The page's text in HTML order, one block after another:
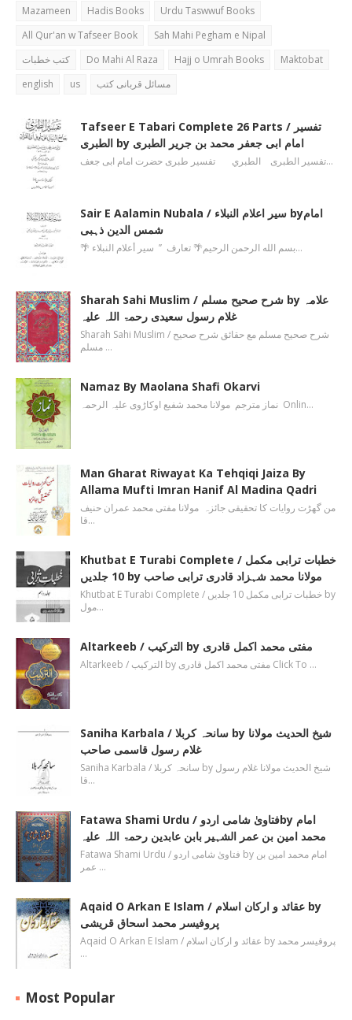
Mazameen
Hadis Books
Urdu Taswwuf Books
All Qur'an w Tafseer Book
Sah Mahi Pegham e Nipal
کتب خطبات
Do Mahi Al Raza Hajj o Umrah Books
Maktobat
english
us مسائل قربانی کتب
Tafseer E Tabari Complete 26 Parts / تفسیر
الطبری by امام ابی جعفر محمد بن جریر الطبری
تفسیر الطبری الطبري تفسیر طبری حضرت امام ابی جعف…
Sair E Aalamin Nubala / سیر اعلام النبلاء byامام
شمس الدین ذہبی
🌴 بسم الله الرحمن الرحیم🌴 تعارف ’’ سیر أعلام النبلاء…
Sharah Sahi Muslim / شرح صحیح مسلم by علامہ
غلام رسول سعیدی رحمۃ اللہ علیہ
Sharah Sahi Muslim / شرح صحیح مسلم مع حقائق شرح صحیح
مسلم …
Namaz By Maolana Shafi Okarvi
نماز مترجم مولانا محمد شفیع اوکاڑوی علیہ الرحمہ Onlin…
Man Gharat Riwayat Ka Tehqiqi Jaiza By
Allama Mufti Imran Hanif Al Madina Qadri
من گھڑت روایات کا تحقیقی جائزہ مولانا مفتی محمد عمران حنیف
قا…
Khutbat E Turabi Complete / خطبات ترابی مکمل
10 جلدیں by مولانا محمد شہزاد قادری ترابی صاحب
Khutbat E Turabi Complete / خطبات ترابی مکمل 10 جلدیں by
مول…
Altarkeeb / الترکیب by مفتی محمد اکمل قادری
Altarkeeb / الترکیب by مفتی محمد اکمل قادری Click To …
Saniha Karbala / سانحہ کربلا by شیخ الحدیث مولانا
غلام رسول قاسمی صاحب
Saniha Karbala / سانحہ کربلا by شیخ الحدیث مولانا غلام رسول
قا…
Fatawa Shami Urdu / فتاویٰ شامی اردوby امام
محمد امین بن عمر الشہیر بابن عابدین رحمۃ اللہ علیہ
Fatawa Shami Urdu / فتاویٰ شامی اردو by امام محمد امین بن
عمر …
Aqaid O Arkan E Islam / عقائد و ارکان اسلام by
پروفیسر محمد اسحاق قریشی
Aqaid O Arkan E Islam / عقائد و ارکان اسلام by پروفیسر محمد
…
Most Popular